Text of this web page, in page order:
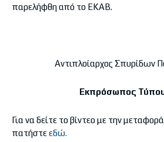
παρελήφθη από το ΕΚΑΒ.
Αντιπλοίαρχος Σπυρίδων
Εκπρόσωπος
Για να δείτε το βίντεο με την
πατήστεεδώ​.